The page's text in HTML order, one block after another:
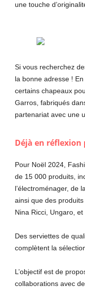
une touche
Si vous recherchez
la bonne adresse !
certains chapeaux
Garros, fabriqués
partenariat avec une
Déjà en réflexion
Pour Noël 2024,
de 15 000 produits,
l’électroménager, de
ainsi que des
Nina Ricci, Ungaro, et
Des serviettes de
complètent la
L’objectif est de
collaborations avec